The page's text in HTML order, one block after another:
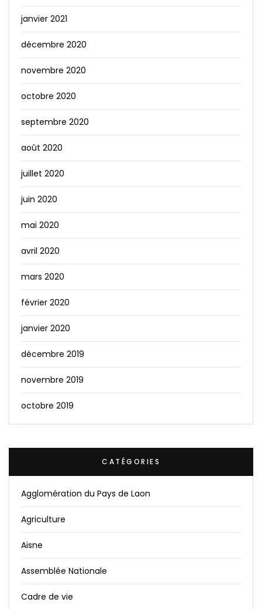
janvier 2021
décembre 2020
novembre 2020
octobre 2020
septembre 2020
août 2020
juillet 2020
juin 2020
mai 2020
avril 2020
mars 2020
février 2020
janvier 2020
décembre 2019
novembre 2019
octobre 2019
CATÉGORIES
Agglomération du Pays de Laon
Agriculture
Aisne
Assemblée Nationale
Cadre de vie